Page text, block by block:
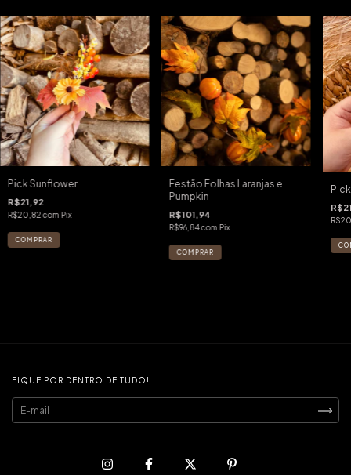
Pick Sunflower
R$21,92
R$20,82com Pix
Festão Folhas Laranjas e
Pumpkin
R$101,94
R$96,84com Pix
FIQUE POR DENTRO DE TUDO!